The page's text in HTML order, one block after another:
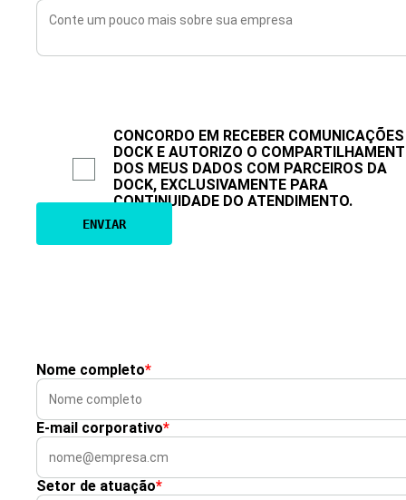
CONCORDO EM RECEBER
DOCK E AUTORIZO O
DOS MEUS DADOS COM PARCEIROS DA
DOCK, EXCLUSIVAMENTE PARA
CONTINUIDADE DO ATENDIMENTO.
Nome completo*
E-mail corporativo*
Setor de atuação*